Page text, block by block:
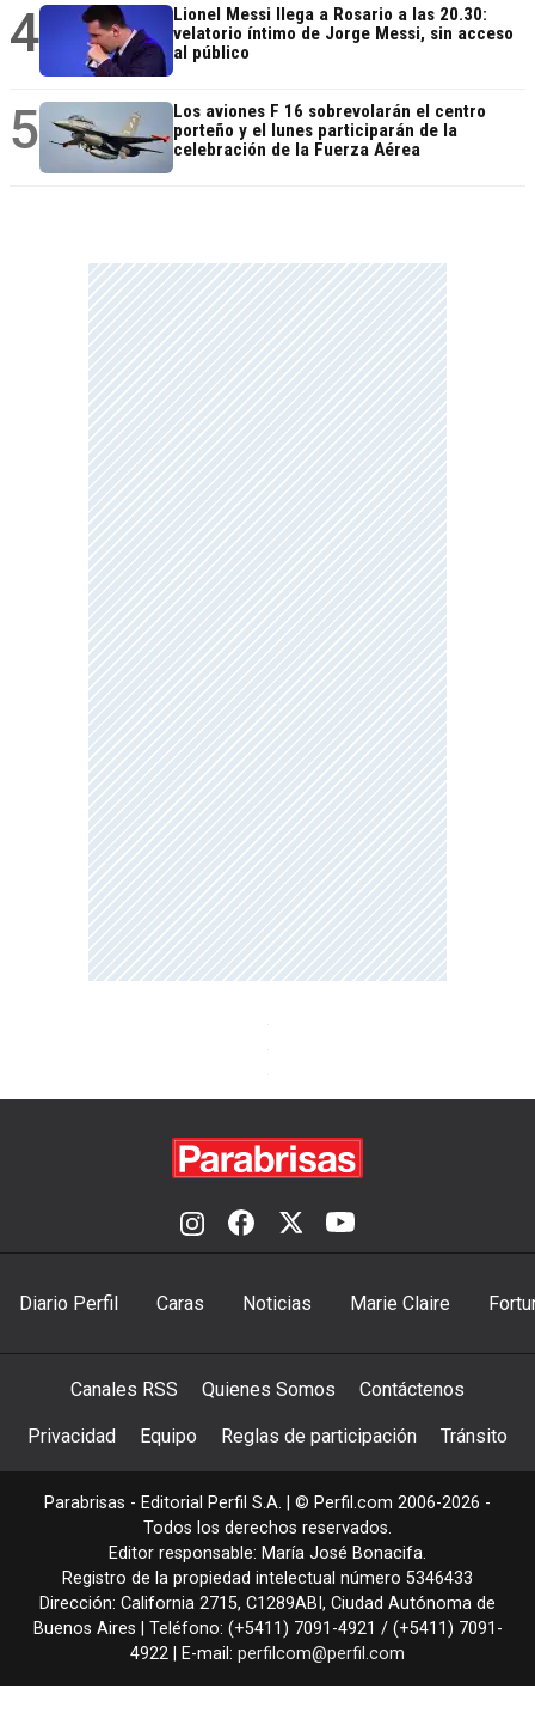
4
Lionel Messi llega a Rosario a las 20.30:
velatorio íntimo de Jorge Messi, sin acceso
al público
5
Los aviones F 16 sobrevolarán el centro
porteño y el lunes participarán de la
celebración de la Fuerza Aérea
Diario Perfil Caras Noticias Marie Claire
Canales RSS Quienes Somos Contáctenos
Privacidad Equipo Reglas de participación Tránsito
Parabrisas - Editorial Perfil S.A. | © Perfil.com 2006-2026 -
Todos los derechos reservados.
Editor responsable: María José Bonacifa.
Registro de la propiedad intelectual número 5346433
Dirección: California 2715, C1289ABI , Ciudad Autónoma de
Buenos Aires | Teléfono: (+5411) 7091-4921 / (+5411) 7091-
4922 | E-mail: perfilcom@perfil.com